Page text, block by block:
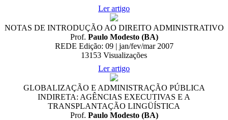
Ler artigo
NOTAS DE INTRODUÇÃO AO DIREITO ADMINISTRATIVO
Prof. Paulo Modesto (BA)
REDE Edição: 09 | jan/fev/mar 2007
13153 Visualizações
Ler artigo
GLOBALIZAÇÃO E ADMINISTRAÇÃO PÚBLICA
INDIRETA: AGÊNCIAS EXECUTIVAS E A
TRANSPLANTAÇÃO LINGÜÍSTICA
Prof. Paulo Modesto (BA)